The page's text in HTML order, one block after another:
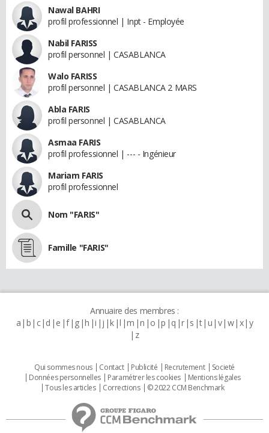
Nawal BAHRI
profil professionnel | Inpt - Employée
Nabil FARISS
profil personnel | CASABLANCA
Walo FARISS
profil personnel | CASABLANCA 2 MARS
Abla FARIS
profil personnel | CASABLANCA
Asmaa FARIS
profil professionnel | --- - Ingénieur
Mariam FARIS
profil professionnel
Nom "FARIS"
Famille "FARIS"
Annuaire des membres :
a b c d e f g h i j k l m n o p q r s t u v w x y
z
Qui sommes nous Contact Publicité Recrutement
Societé
Données personnelles
Paramétrer les cookies
Mentions légales
Tous les articles
Corrections © 2022 CCM Benchmark